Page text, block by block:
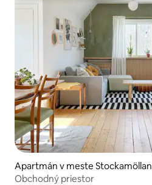
Apartmán v meste Stockamöllan
Obchodný priestor